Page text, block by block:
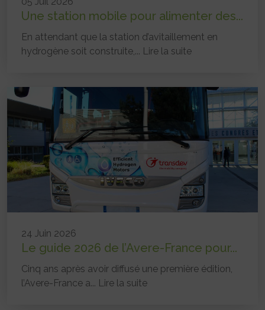
Une station mobile pour alimenter des...
En attendant que la station d’avitaillement en
hydrogène soit construite,... Lire la suite
24 Juin 2026
Le guide 2026 de l’Avere-France pour...
Cinq ans après avoir diffusé une première édition,
l’Avere-France a... Lire la suite